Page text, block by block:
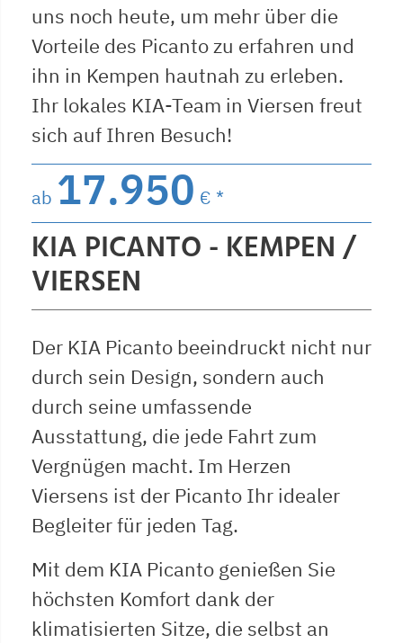
uns noch heute, um mehr über die
Vorteile des Picanto zu erfahren und
ihn in Kempen hautnah zu erleben.
Ihr lokales KIA-Team in Viersen freut
sich auf Ihren Besuch!
ab 17.950 € *
KIA PICANTO - KEMPEN /
VIERSEN
Der KIA Picanto beeindruckt nicht nur
durch sein Design, sondern auch
durch seine umfassende
Ausstattung, die jede Fahrt zum
Vergnügen macht. Im Herzen
Viersens ist der Picanto Ihr idealer
Begleiter für jeden Tag.
Mit dem KIA Picanto genießen Sie
höchsten Komfort dank der
klimatisierten Sitze, die selbst an